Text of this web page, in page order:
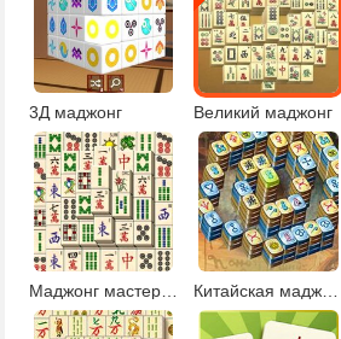
3Д маджонг Великий маджонг
Маджонг мастера Кувана Китайская маджонг